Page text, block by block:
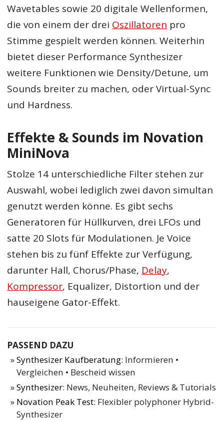
Wavetables sowie 20 digitale Wellenformen,
die von einem der drei Oszillatoren pro
Stimme gespielt werden können. Weiterhin
bietet dieser Performance Synthesizer
weitere Funktionen wie Density/Detune, um
Sounds breiter zu machen, oder Virtual-Sync
und Hardness.
Effekte & Sounds im Novation
MiniNova
Stolze 14 unterschiedliche Filter stehen zur
Auswahl, wobei lediglich zwei davon simultan
genutzt werden könne. Es gibt sechs
Generatoren für Hüllkurven, drei LFOs und
satte 20 Slots für Modulationen. Je Voice
stehen bis zu fünf Effekte zur Verfügung,
darunter Hall, Chorus/Phase, Delay,
Kompressor, Equalizer, Distortion und der
hauseigene Gator-Effekt.
PASSEND DAZU
Synthesizer Kaufberatung: Informieren •
Vergleichen • Bescheid wissen
Synthesizer: News, Neuheiten, Reviews & Tutorials
Novation Peak Test: Flexibler polyphoner Hybrid-
Synthesizer